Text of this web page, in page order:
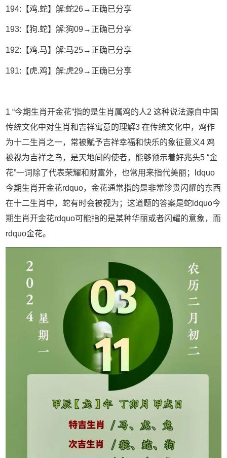
194:【鸡.蛇】解:蛇26→正确已分享
193:【狗.蛇】解:狗09→正确已分享
192:【鸡.马】解:马25→正确已分享
191:【虎.鸡】解:虎29→正确已分享
1 “今期生肖开金花”指的是生肖属鸡的人2 这种说法源自中国
传统文化中对生肖和吉祥寓意的理解3 在传统文化中，鸡作
为十二生肖之一，常被赋予吉祥幸福和快乐的象征意义4 鸡
被视为吉祥之鸟，是天地间的使者，能够预示着好兆头5 “金
花”一词除了代表荣耀和财富外，也常用来指代美丽；ldquo
今期生肖开金花rdquo，金花通常指的是非常珍贵闪耀的东西
在十二生肖中，蛇有时会被视为；这道题的答案是蛇ldquo今
期生肖开金花rdquo可能指的是某种华丽或者闪耀的意象，而
rdquo金花。